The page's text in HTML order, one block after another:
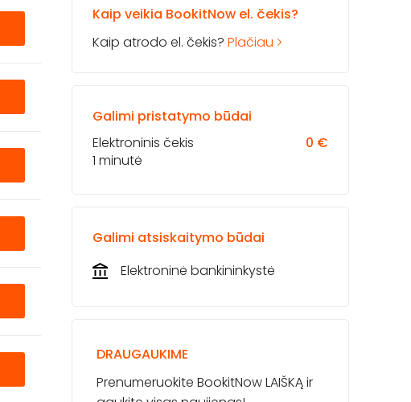
Kaip veikia BookitNow el. čekis?
Kaip atrodo el. čekis? Plačiau
Galimi pristatymo būdai
0 €
Elektroninis čekis
1 minutė
Galimi atsiskaitymo būdai
Elektroninė bankininkystė
DRAUGAUKIME
Prenumeruokite BookitNow LAIŠKĄ ir